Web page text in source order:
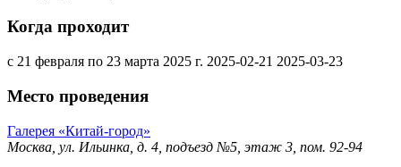
Когда проходит
с 21 февраля по 23 марта 2025 г. 2025-02-21 2025-03-23
Место проведения
Галерея «Китай-город»
Москва, ул. Ильинка, д. 4, подъезд №5, этаж 3, пом. 92-94